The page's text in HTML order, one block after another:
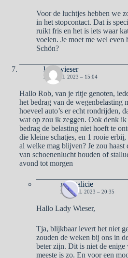
Voor de luchtjes hebben we
in het stopcontact. Dat is
ruikt fris en het is iets waar
voelen. Je moet me wel even
Schön?
lady wieser
21 APRIL 2023 – 15:04
Hallo Rob, van je ritje genoten,
het bedrag van de wegenbelasting
hoeveel auto’s er echt rondrijden,
wat op zou ik zeggen. Ook denk
bedrag de belasting niet hoeft te
die kleine schatjes, en 1 rooie
al welke mag blijven? Je zou haast
van schoenenlucht houden of
avond tot morgen
naargalicie
21 APRIL 2023 – 20:35
Hallo Lady Wieser,
Tja, blijkbaar levert het niet
zouden de weken bij ons in
beter zijn. Dit is niet de
meeste is zo. En voor een